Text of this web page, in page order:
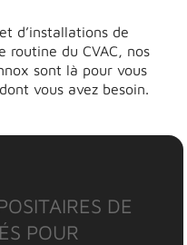
d’installations de
routine du CVAC, nos
sont là pour vous
vous avez besoin.
DE
POUR